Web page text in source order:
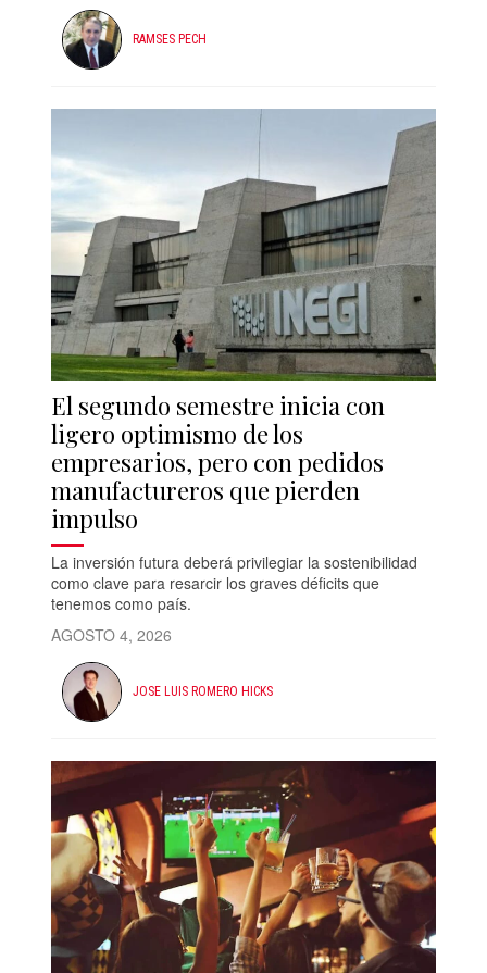
RAMSES PECH
El segundo semestre inicia con
ligero optimismo de los
empresarios, pero con pedidos
manufactureros que pierden
impulso
La inversión futura deberá privilegiar la sostenibilidad
como clave para resarcir los graves déficits que
tenemos como país.
AGOSTO 4, 2026
JOSE LUIS ROMERO HICKS